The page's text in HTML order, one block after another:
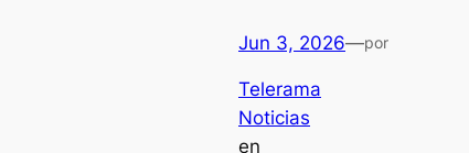
Jun 3, 2026—por
Telerama
Noticias
en